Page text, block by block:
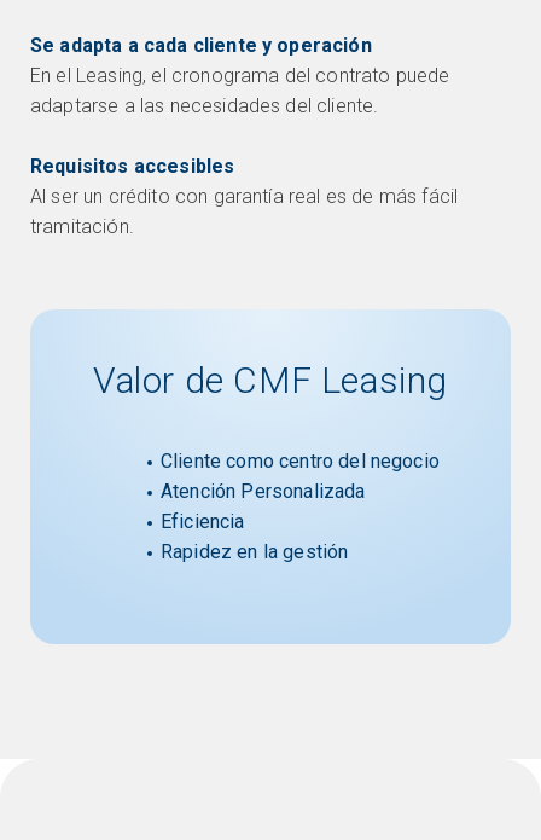
Se adapta a cada cliente y operación
En el Leasing, el cronograma del contrato puede
adaptarse a las necesidades del cliente.
Requisitos accesibles
Al ser un crédito con garantía real es de más fácil
tramitación.
Valor de CMF Leasing
Cliente como centro del negocio
Atención Personalizada
Eficiencia
Rapidez en la gestión